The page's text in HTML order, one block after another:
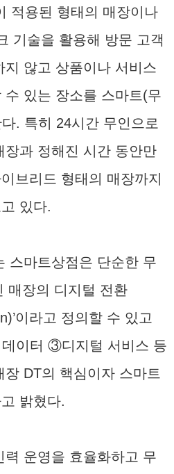
적용된 형태의 매장이나
기술을 활용해 방문 고객
지 않고 상품이나 서비스
있는 장소를 스마트(무
. 특히 24시간 무인으로
장과 정해진 시간 동안만
브리드 형태의 매장까지
있다.
스마트상점은 단순한 무
매장의 디지털 전환
이라고 정의할 수 있고
이터 ③디지털 서비스 등
DT의 핵심이자 스마트
밝혔다.
력 운영을 효율화하고 무